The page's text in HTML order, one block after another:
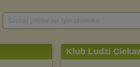
Klub Ludzi